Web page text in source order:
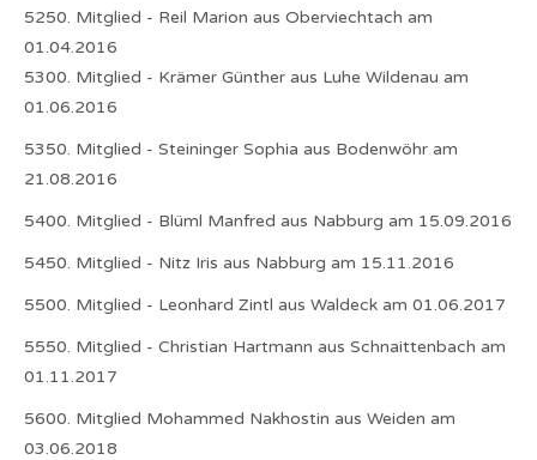
5250. Mitglied - Reil Marion aus Oberviechtach am
01.04.2016
5300. Mitglied - Krämer Günther aus Luhe Wildenau am
01.06.2016
5350. Mitglied - Steininger Sophia aus Bodenwöhr am
21.08.2016
5400. Mitglied - Blüml Manfred aus Nabburg am 15.09.2016
5450. Mitglied - Nitz Iris aus Nabburg am 15.11.2016
5500. Mitglied - Leonhard Zintl aus Waldeck am 01.06.2017
5550. Mitglied - Christian Hartmann aus Schnaittenbach am
01.11.2017
5600. Mitglied Mohammed Nakhostin aus Weiden am
03.06.2018